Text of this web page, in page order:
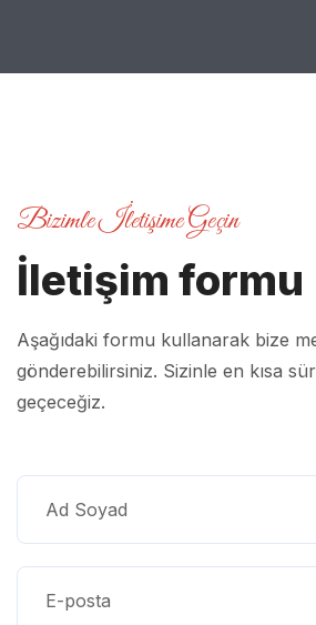
Bizimle İletişime Geçin
İletişim formu
Aşağıdaki formu kullanarak bize
gönderebilirsiniz. Sizinle en kısa
geçeceğiz.